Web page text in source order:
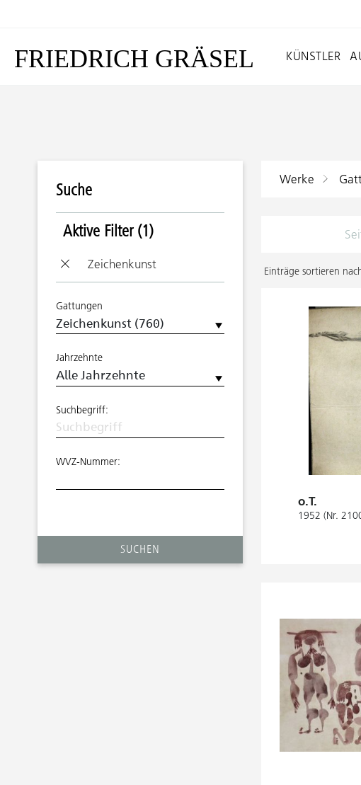
FRIEDRICH GRÄSEL KÜNSTLER
Suche
Aktive Filter (1)
Zeichenkunst
Gattungen
Jahrzehnte
Suchbegriff:
WVZ-Nummer:
Werke
Einträge sortieren
o.T.
1952 (Nr.